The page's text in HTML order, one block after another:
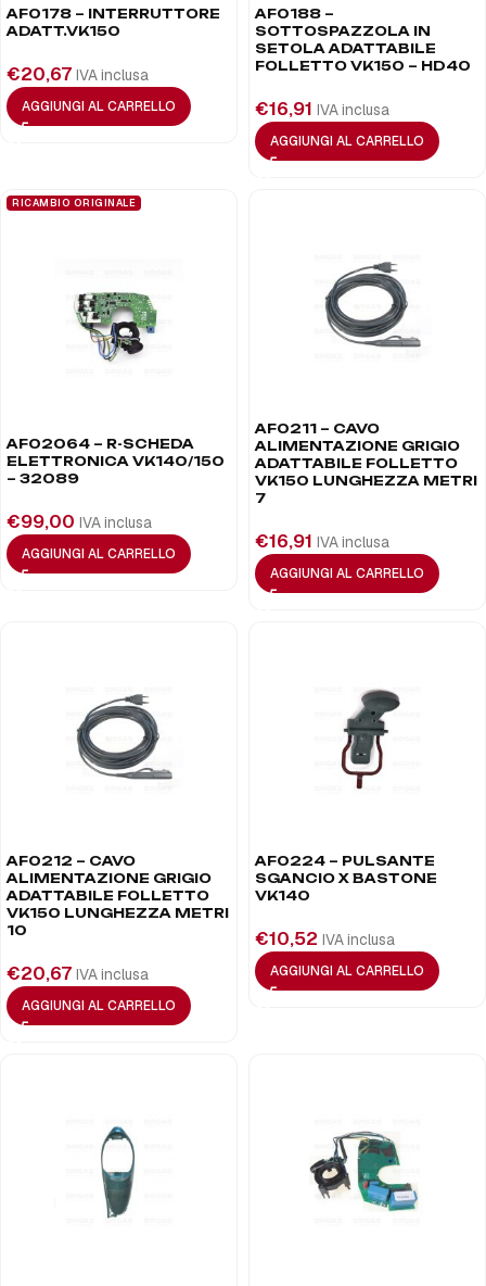
AF0178 – INTERRUTTORE
ADATT.VK150
€20,67 IVA inclusa
AGGIUNGI AL CARRELLO
AF0188 –
SOTTOSPAZZOLA IN
SETOLA ADATTABILE
FOLLETTO VK150 – HD40
€16,91 IVA inclusa
AGGIUNGI AL CARRELLO
RICAMBIO ORIGINALE
AF02064 – R-SCHEDA
ELETTRONICA VK140/150
– 32089
€99,00 IVA inclusa
AGGIUNGI AL CARRELLO
AF0211 – CAVO
ALIMENTAZIONE GRIGIO
ADATTABILE FOLLETTO
VK150 LUNGHEZZA METRI
7
€16,91 IVA inclusa
AGGIUNGI AL CARRELLO
AF0212 – CAVO
ALIMENTAZIONE GRIGIO
ADATTABILE FOLLETTO
VK150 LUNGHEZZA METRI
10
€20,67 IVA inclusa
AGGIUNGI AL CARRELLO
AF0224 – PULSANTE
SGANCIO X BASTONE
VK140
€10,52 IVA inclusa
AGGIUNGI AL CARRELLO